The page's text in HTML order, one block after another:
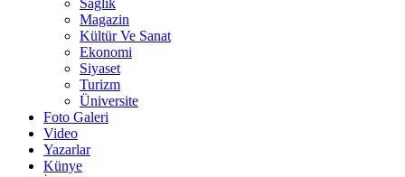
Sağlık
Magazin
Kültür Ve Sanat
Ekonomi
Siyaset
Turizm
Üniversite
Foto Galeri
Video
Yazarlar
Künye